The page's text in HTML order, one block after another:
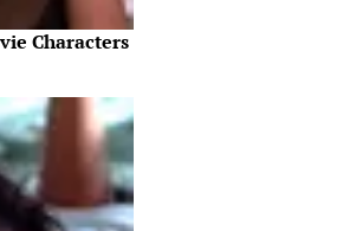
Characters